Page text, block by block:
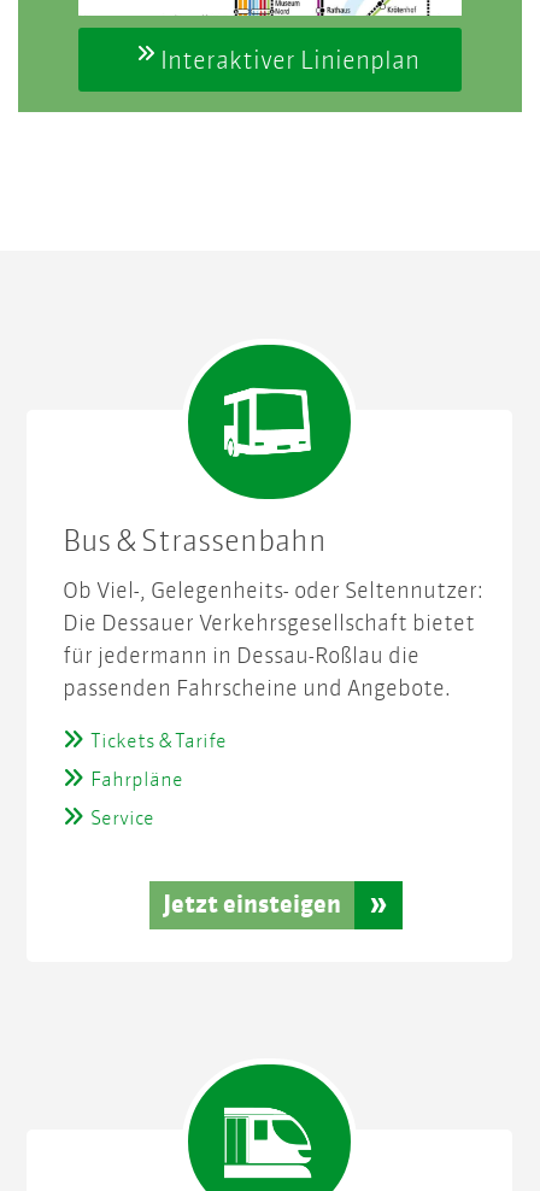
Interaktiver Linienplan
Bus & Strassenbahn
Ob Viel-, Gelegenheits- oder Seltennutzer:
Die Dessauer Verkehrsgesellschaft bietet
für jedermann in Dessau-Roßlau die
passenden Fahrscheine und Angebote.
Tickets & Tarife
Fahrpläne
Service
Jetzt einsteigen